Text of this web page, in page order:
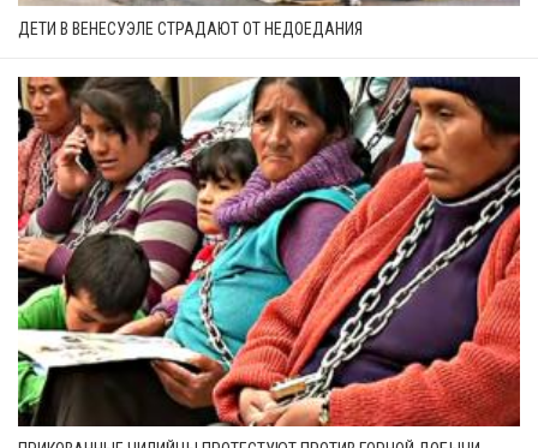
ДЕТИ В ВЕНЕСУЭЛЕ СТРАДАЮТ ОТ НЕДОЕДАНИЯ